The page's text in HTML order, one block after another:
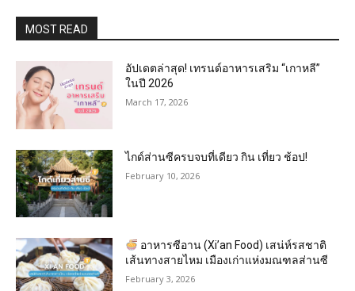
MOST READ
อัปเดตล่าสุด! เทรนด์อาหารเสริม “เกาหลี”
ในปี 2026
March 17, 2026
ไกด์ส่านซีครบจบที่เดียว กิน เที่ยว ช้อป!
February 10, 2026
อาหารซีอาน (Xi’an Food) เสน่ห์รสชาติ
เส้นทางสายไหม เมืองเก่าแห่งมณฑลส่านซี
February 3, 2026